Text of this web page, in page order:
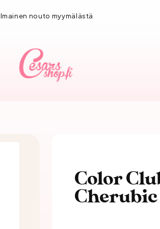
1-3 vuorokauden toimitus!
Color
Cherubic